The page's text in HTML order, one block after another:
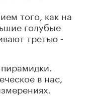
того, как на
голубые
третью -
в нас,